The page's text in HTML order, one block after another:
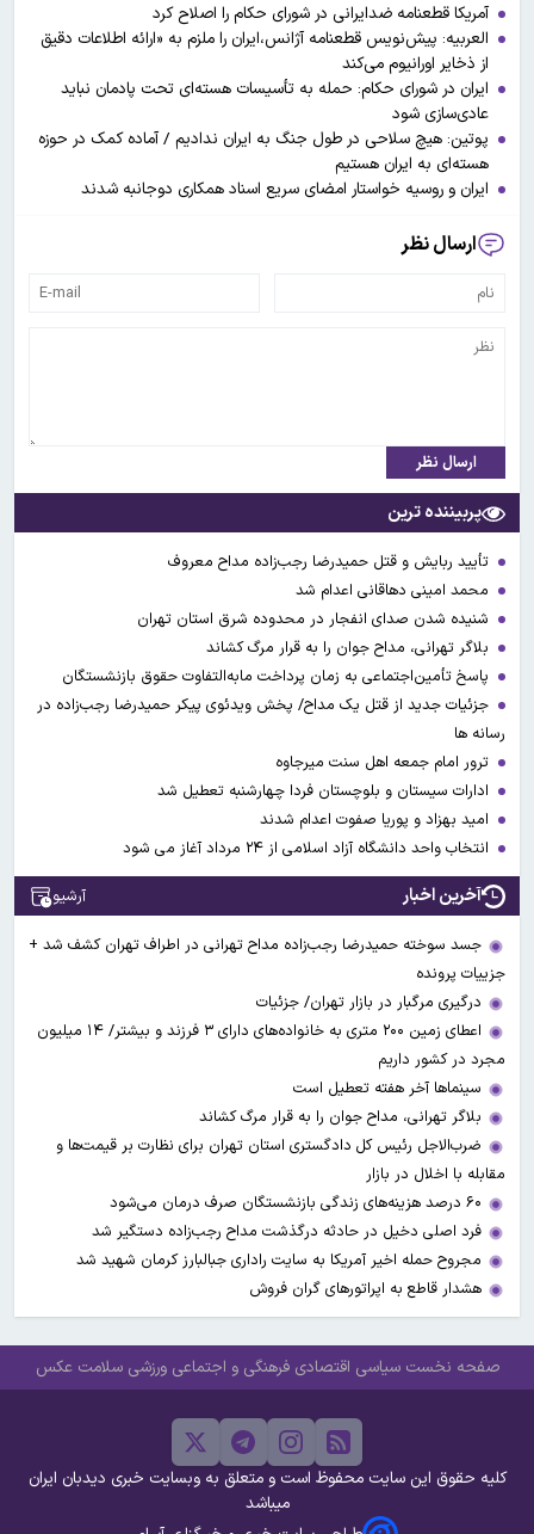
آمریکا قطعنامه ضدایرانی در شورای حکام را اصلاح کرد
العربیه: پیش‌نویس قطعنامه آژانس،ایران را ملزم به «ارائه اطلاعات دقیق
از ذخایر اورانیوم می‌کند
ایران در شورای حکام: حمله به تأسیسات هسته‌ای تحت پادمان نباید
عادی‌سازی شود
پوتین: هیچ سلاحی در طول جنگ به ایران ندادیم / آماده کمک در حوزه
هسته‌ای به ایران هستیم
ایران و روسیه خواستار امضای سریع اسناد همکاری دوجانبه شدند
ارسال نظر
ارسال نظر
پربیننده ترین
تأیید ربایش و قتل حمیدرضا رجب‌زاده مداح معروف
محمد امینی دهاقانی اعدام شد
شنیده شدن صدای انفجار در محدوده شرق استان تهران
بلاگر تهرانی، مداح جوان را به قرار مرگ کشاند
پاسخ تأمین‌اجتماعی به زمان پرداخت مابه‌التفاوت حقوق بازنشستگان
جزئیات جدید از قتل یک مداح/ پخش ویدئوی پیکر حمیدرضا رجب‌زاده در
رسانه ها
ترور امام جمعه اهل سنت میرجاوه
ادارات سیستان و بلوچستان فردا چهارشنبه تعطیل شد
امید بهزاد و پوریا صفوت اعدام شدند
انتخاب واحد دانشگاه آزاد اسلامی از ۲۴ مرداد آغاز می شود
آخرین اخبار آرشیو
جسد سوخته حمیدرضا رجب‌زاده مداح تهرانی در اطراف تهران کشف شد +
جزییات پرونده
درگیری مرگبار در بازار تهران/ جزئیات
اعطای زمین ۲۰۰ متری به خانواده‌های دارای ۳ فرزند و بیشتر/ ۱۴ میلیون
مجرد در کشور داریم
سینماها آخر هفته تعطیل است
بلاگر تهرانی، مداح جوان را به قرار مرگ کشاند
ضرب‌الاجل رئیس کل دادگستری استان تهران برای نظارت بر قیمت‌ها و
مقابله با اخلال در بازار
۶۰ درصد هزینه‌های زندگی بازنشستگان صرف درمان می‌شود
فرد اصلی دخیل در حادثه درگذشت مداح رجب‌زاده دستگیر شد
مجروح حمله اخیر آمریکا به سایت راداری جبالبارز کرمان شهید شد
هشدار قاطع به اپراتورهای گران فروش
صفحه نخست سیاسی اقتصادی فرهنگی و اجتماعی ورزشی سلامت عکس
کلیه حقوق این سایت محفوظ است و متعلق به وبسایت خبری دیدبان ایران
میباشد